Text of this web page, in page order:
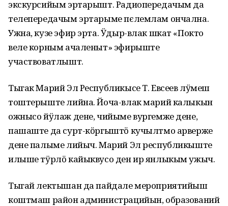
экскурсийым эртарышт. Радиопередачым да
телепередачым эртарыме пєлемлам ончална.
Ужна, кузе эфир эрта. Ӱдыр-влак шкат «Покто
веле корным ачаленыт» эфирыште
участвоватлышт.
Тыгак Марий Эл Республикысе Т. Евсеев лӱмеш
тоштерыште лийна. Йоча-влак марий калыкын
ожнысо йӱлаж дене, чийыме вургемже дене,
пашаште да сурт-кӧргыштӧ кучылтмо арверже
дене палыме лийыч. Марий Эл республикыште
илыше тӱрлӧ кайыквусо ден ир янлыкым ужыч.
Тыгай лектышан да пайдале мероприятийыш
коштмаш район администрацийын, образований